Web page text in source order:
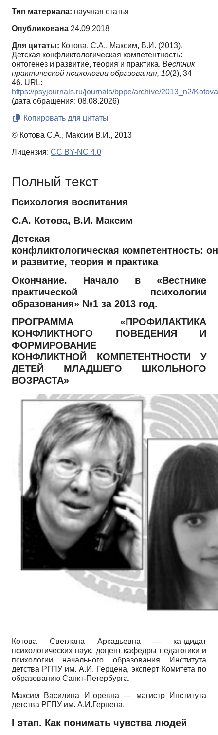
Тип материала: научная статья
Опубликована 24.09.2018
Для цитаты: Котова, С.А., Максим, В.И. (2013).
Детская конфликтологическая компетентность:
онтогенез и развитие, теория и практика. Вестник
практической психологии образования, 10(2), 34–
46. URL:
https://psyjournals.ru/journals/bppe/archive/2013_n2/
(дата обращения: 08.08.2026)
Копировать для цитаты
© Котова С.А., Максим В.И., 2013
Лицензия: CC BY-NC 4.0
Полный текст
Психология воспитания
С.А. Котова, В.И. Максим
Детская
конфликтологическая компетентность:
и развитие, теория и практика
Окончание. Начало в «Вестнике
практической психологии
образования» №1 за 2013 год.
ПРОГРАММА «ПРОФИЛАКТИКА
КОНФЛИКТНОГО ПОВЕДЕНИЯ И
ФОРМИРОВАНИЕ
КОНФЛИКТНОЙ КОМПЕТЕНТНОСТИ У
ДЕТЕЙ МЛАДШЕГО ШКОЛЬНОГО
ВОЗРАСТА»
Котова Светлана Аркадьевна — кандидат
психологических наук, доцент кафедры педагогики и
психологии начального образования Института
детства РГПУ им. А.И. Герцена, эксперт Комитета по
образованию Санкт-Петербурга.
Максим Василина Игоревна — магистр Института
детства РГПУ им. А.И.Герцена.
I этап. Как понимать чувства людей